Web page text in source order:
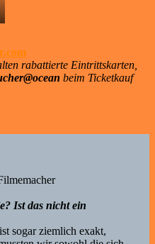
rabattierte Eintrittskarten,
beim Ticketkauf
Ist das nicht ein
sogar ziemlich exakt,